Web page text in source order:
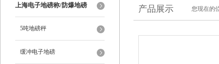
上海电子地磅称/防爆地磅
5吨地磅秤
缓冲电子地磅
产品展示 您现在的